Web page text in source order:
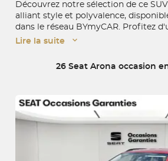
Découvrez notre sélection de ce
alliant style et polyvalence,
dans le réseau BYmyCAR. Profitez
véhicules d'occasion vérifiés et
Lire la suite
26 Seat Arona occasion